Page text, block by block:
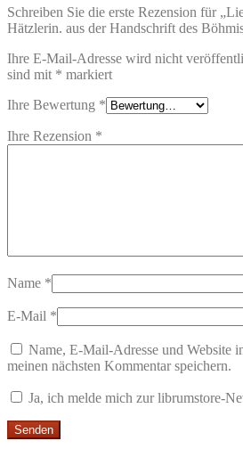
Schreiben Sie die erste Rezension für
Hätzlerin. aus der Handschrift des
Ihre E-Mail-Adresse wird nicht
sind mit * markiert
Ihre Bewertung *
Ihre Rezension *
Name *
E-Mail *
Name, E-Mail-Adresse und Website
meinen nächsten Kommentar speichern.
Ja, ich melde mich zur librumstore-